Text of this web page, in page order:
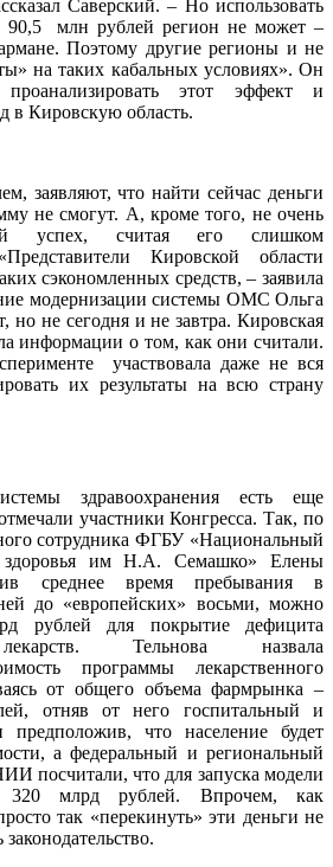
Саверский. – Но использовать
90,5 млн рублей регион не может –
Поэтому другие регионы и не
на таких кабальных условиях». Он
этот эффект и
в Кировскую область.
заявляют, что найти сейчас деньги
не смогут. А, кроме того, не очень
успех, считая его слишком
Кировской области
сэкономленных средств, – заявила
модернизации системы ОМС Ольга
но не сегодня и не завтра. Кировская
информации о том, как они считали.
участвовала даже не вся
их результаты на всю страну
здравоохранения есть еще
участники Конгресса. Так, по
сотрудника ФГБУ «Национальный
им Н.А. Семашко» Елены
среднее время пребывания в
до «европейских» восьми, можно
рублей для покрытие дефицита
Тельнова назвала
программы лекарственного
от общего объема фармрынка –
отняв от него госпитальный и
что население будет
а федеральный и региональный
посчитали, что для запуска модели
320 млрд рублей. Впрочем, как
так «перекинуть» эти деньги не